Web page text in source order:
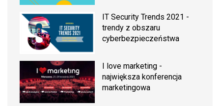
IT Security Trends 2021 -
trendy z obszaru
cyberbezpieczeństwa
I love marketing -
największa konferencja
marketingowa